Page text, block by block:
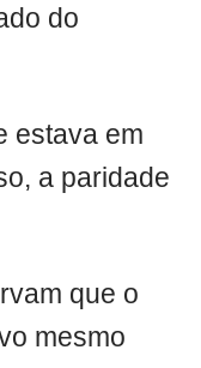
do
estava em
a paridade
que o
mesmo